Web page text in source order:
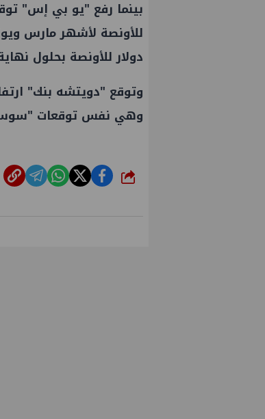
دولار للأونصة بحلول نهاية
وهي نفس توقعات
شارك
التخطيط والبترول يبحثان جهود تحقيق
أمن الطاقة ضمن خطة التنمية